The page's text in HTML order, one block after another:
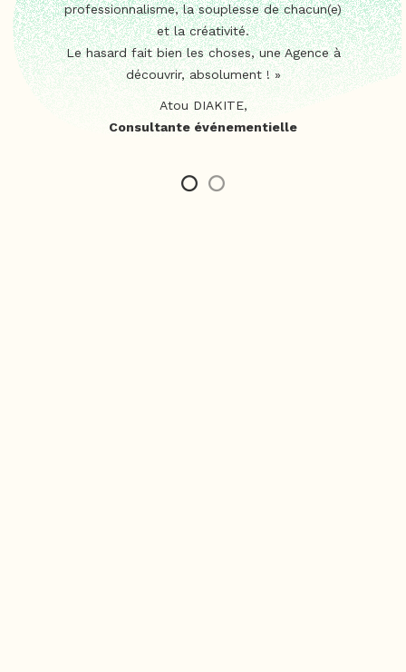
professionnalisme, la souplesse de chacun(e)
et la créativité.
Le hasard fait bien les choses, une Agence à
découvrir, absolument ! »
Atou DIAKITE,
Consultante événementielle